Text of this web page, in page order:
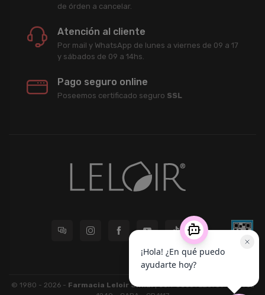
de órden a cancelar.
Atención al cliente
Por mail y WhatsApp de lunes a viernes de 09 a 17
y sábados de 09 a 14hs.
Pago seguro online
Poseemos certificado seguro SSL
© 1980 - 2026 - Farmacia Leloir S.R.L.| CUIT 33609220789 - Larrea